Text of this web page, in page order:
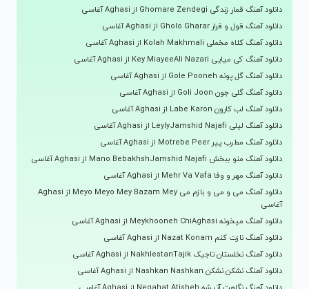
دانلود آهنگ قمار زندگی Ghomare Zendegi از Aghasi آغاسی
دانلود آهنگ قول و قرار Gholo Gharar از Aghasi آغاسی
دانلود آهنگ کلاه مخملی Kolah Makhmali از Aghasi آغاسی
دانلود آهنگ کی میایی Key MiayeeAli Nazari از Aghasi آغاسی
دانلود آهنگ گل پونه Gole Pooneh از Aghasi آغاسی
دانلود آهنگ گلی جون Goli Joon از Aghasi آغاسی
دانلود آهنگ لب کارون Labe Karon از Aghasi آغاسی
دانلود آهنگ لیلی LeylyJamshid Najafi از Aghasi آغاسی
دانلود آهنگ مطرب پیر Motrebe Peer از Aghasi آغاسی
دانلود آهنگ منو ببخش Mano BebakhshJamshid Najafi از Aghasi آغاسی
دانلود آهنگ مهر و وفا Mehr Va Vafa از Aghasi آغاسی
دانلود آهنگ می و می و بازم می Meyo Meyo Mey Bazam Mey از Aghasi
آغاسی
دانلود آهنگ میخونه Meykhooneh ChiAghasi از Aghasi آغاسی
دانلود آهنگ نازت کنم Nazat Konam از Aghasi آغاسی
دانلود آهنگ نخلستان تاجیک NakhlestanTajik از Aghasi آغاسی
دانلود آهنگ نشکن نشکن Nashkan Nashkan از Aghasi آغاسی